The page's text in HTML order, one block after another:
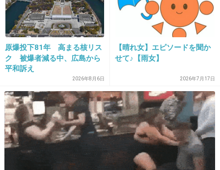
んだろーな
+17 -0
32. 匿名2018/10/26(金) 10:51:49
私も思った。終電近い時間にそうなったらタク
シーかビジホかネカフェだけど、翌日も仕事な
らきついよね。
タクシーだと、7～8000円かかるけど仕方ない
からタクシー帰宅かな……
原爆投下81年 高まる核リス
ク 被爆者減る中、広島から
平和訴え
2026年8月6日
【晴れ女】エピソードを聞か
せて♪【雨女】
2026年7月17日